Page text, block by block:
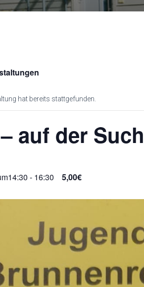
hat bereits stattgefunden.
auf der
- 16:30 5,00€